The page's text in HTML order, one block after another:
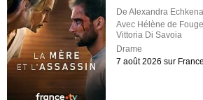
DeAlexandra
Avec Hélène de
Vittoria Di Savoia
Drame
7 août 2026 sur